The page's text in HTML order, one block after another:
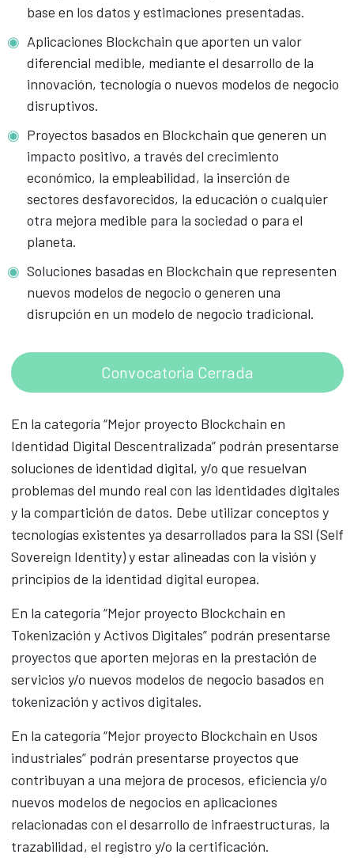
base en los datos y estimaciones presentadas.
Aplicaciones Blockchain que aporten un valor
diferencial medible, mediante el desarrollo de la
innovación, tecnología o nuevos modelos de negocio
disruptivos.
Proyectos basados ​​en Blockchain que generen un
impacto positivo, a través del crecimiento
económico, la empleabilidad, la inserción de
sectores desfavorecidos, la educación o cualquier
otra mejora medible para la sociedad o para el
planeta.
Soluciones basadas en Blockchain que representen
nuevos modelos de negocio o generen una
disrupción en un modelo de negocio tradicional.
Convocatoria Cerrada
En la categoría “Mejor proyecto Blockchain en
Identidad Digital Descentralizada” podrán presentarse
soluciones de identidad digital, y/o que resuelvan
problemas del mundo real con las identidades digitales
y la compartición de datos. Debe utilizar conceptos y
tecnologías existentes ya desarrollados para la SSI (Self
Sovereign Identity) y estar alineadas con la visión y
principios de la identidad digital europea.
En la categoría “Mejor proyecto Blockchain en
Tokenización y Activos Digitales” podrán presentarse
proyectos que aporten mejoras en la prestación de
servicios y/o nuevos modelos de negocio basados en
tokenización y activos digitales.
En la categoría “Mejor proyecto Blockchain en Usos
industriales” podrán presentarse proyectos que
contribuyan a una mejora de procesos, eficiencia y/o
nuevos modelos de negocios en aplicaciones
relacionadas con el desarrollo de infraestructuras, la
trazabilidad, el registro y/o la certificación.